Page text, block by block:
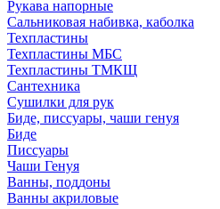
Рукава напорные
Сальниковая набивка, каболка
Техпластины
Техпластины МБС
Техпластины ТМКЩ
Сантехника
Сушилки для рук
Биде, писсуары, чаши генуя
Биде
Писсуары
Чаши Генуя
Ванны, поддоны
Ванны акриловые